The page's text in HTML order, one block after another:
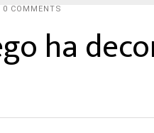
0 COMMENTS
ha